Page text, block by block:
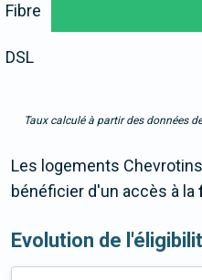
Fibre
DSL
Taux calculé à partir des données
Les logements
bénéficier d'un accès à la
Evolution de